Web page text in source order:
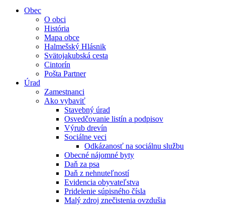
Obec
O obci
História
Mapa obce
Halmešský Hlásnik
Svätojakubská cesta
Cintorín
Pošta Partner
Úrad
Zamestnanci
Ako vybaviť
Stavebný úrad
Osvedčovanie listín a podpisov
Výrub drevín
Sociálne veci
Odkázanosť na sociálnu službu
Obecné nájomné byty
Daň za psa
Daň z nehnuteľností
Evidencia obyvateľstva
Pridelenie súpisného čísla
Malý zdroj znečistenia ovzdušia